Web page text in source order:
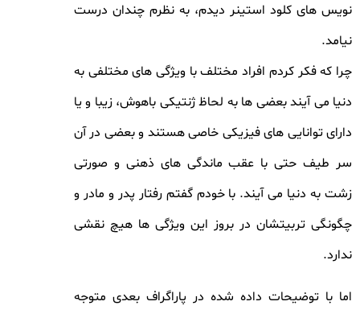
نویس های کلود استینر دیدم، به نظرم چندان درست
نیامد.
چرا که فکر کردم افراد مختلف با ویژگی های مختلفی به
دنیا می آیند بعضی ها به لحاظ ژنتیکی باهوش، زیبا و یا
دارای توانایی های فیزیکی خاصی هستند و بعضی در آن
سر طیف حتی با عقب ماندگی های ذهنی و صورتی
زشت به دنیا می آیند. با خودم گفتم رفتار پدر و مادر و
چگونگی تربیتشان در بروز این ویژگی ها هیچ نقشی
ندارد.
اما با توضیحات داده شده در پاراگراف بعدی متوجه